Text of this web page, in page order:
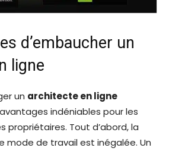
d’embaucher un
ligne
un architecte en ligne
indéniables pour les
propriétaires. Tout d’abord, la
mode de travail est inégalée. Un